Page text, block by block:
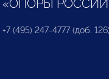
«ОПОРЫ
+7 (495) 247-4777 (доб. 126)